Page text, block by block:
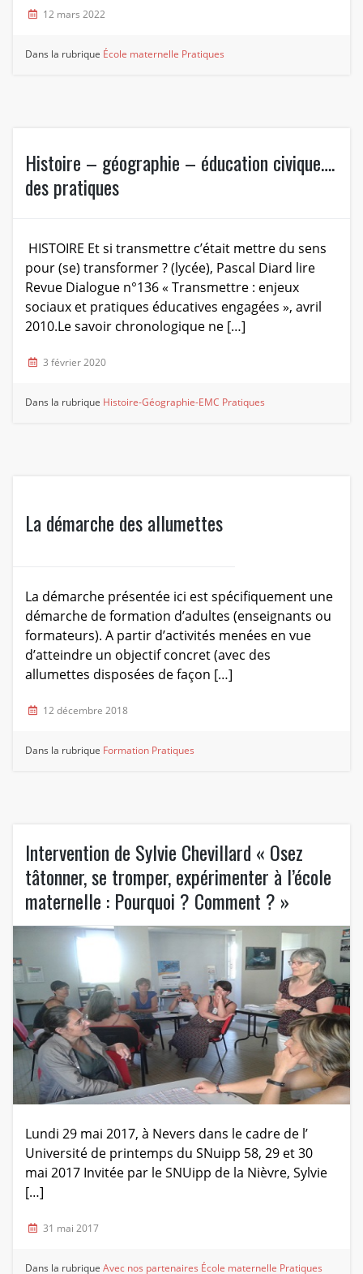
12 mars 2022
Dans la rubrique École maternelle Pratiques
Histoire – géographie – éducation civique….
des pratiques
HISTOIRE Et si transmettre c’était mettre du sens
pour (se) transformer ? (lycée), Pascal Diard lire
Revue Dialogue n°136 « Transmettre : enjeux
sociaux et pratiques éducatives engagées », avril
2010.Le savoir chronologique ne […]
3 février 2020
Dans la rubrique Histoire-Géographie-EMC Pratiques
La démarche des allumettes
La démarche présentée ici est spécifiquement une
démarche de formation d’adultes (enseignants ou
formateurs). A partir d’activités menées en vue
d’atteindre un objectif concret (avec des
allumettes disposées de façon […]
12 décembre 2018
Dans la rubrique Formation Pratiques
Intervention de Sylvie Chevillard « Osez
tâtonner, se tromper, expérimenter à l’école
maternelle : Pourquoi ? Comment ? »
Lundi 29 mai 2017, à Nevers dans le cadre de l’
Université de printemps du SNuipp 58, 29 et 30
mai 2017 Invitée par le SNUipp de la Nièvre, Sylvie
[…]
31 mai 2017
Dans la rubriqueAvec nos partenaires École maternelle Pratiques